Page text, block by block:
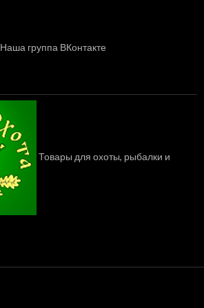
Наша группа ВКонтакте
Товары для охоты, рыбалки и